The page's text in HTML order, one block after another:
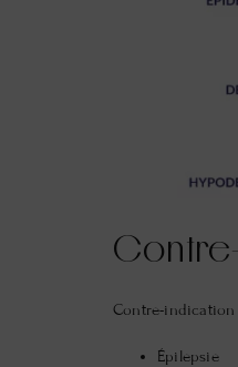
Contre-indication
Épilepsie